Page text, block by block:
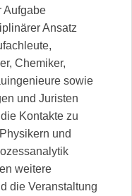
Aufgabe
Ansatz
Chemiker,
sowie
und Juristen
Kontakte zu
und
weitere
die Veranstaltung